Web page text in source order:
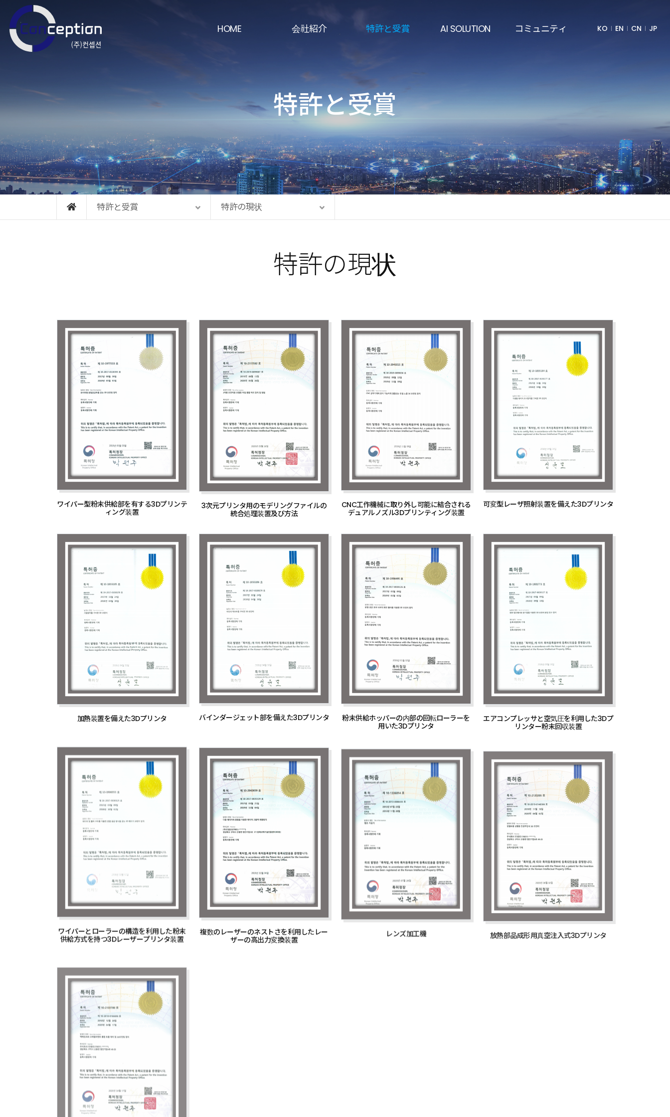
ニュースキップ
KO EN CN JP
HOME 会社紹介
会社の歴史
経営理念
特許と受賞
主な認証現況
受賞歴
AI SOLUTION
積層造形AI
熱プロセスAI
製造意思決定AI
コミュニティ
交通アクセス
特許と受賞
特許と受賞 特許の現状
特許の現状
ワイパー型粉末供給部を有する3Dプリンテ
ィング装置
3次元プリンタ用のモデリングファイルの
統合処理装置及び方法
CNC工作機械に取り外し可能に結合される
デュアルノズル3Dプリンティング装置
可変型レーザ照射装置を備えた3Dプリンタ
加熱装置を備えた3Dプリンタ バインダージェット部を備えた3Dプリンタ
粉末供給ホッパーの内部の回転ローラーを
用いた3Dプリンタ
エアコンプレッサと空気圧を利用した3Dプ
リンター粉末回収装置
ワイパーとローラーの構造を利用した粉末
供給方式を持つ3Dレーザープリンタ装置
複数のレーザーのネストさを利用したレー
ザーの高出力変換装置
レンズ加工機 放熱部品成形用真空注入式3Dプリンタ